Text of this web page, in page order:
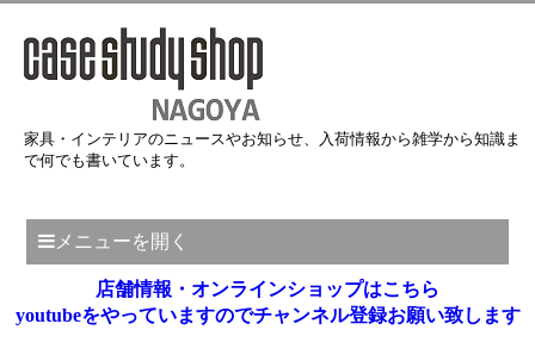
家具・インテリアのニュースやお知らせ、入荷情報から雑学から知識ま
で何でも書いています。
メニューを開く
店舗情報・オンラインショップはこちら
youtubeをやっていますのでチャンネル登録お願い致します